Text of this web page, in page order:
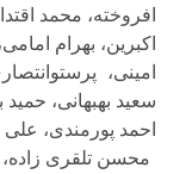
افروخته، محمد
اکبرین، بهرام
امینی،
سعید بهبهانی‌،
احمد پورمندی، علی
محسن تلقری